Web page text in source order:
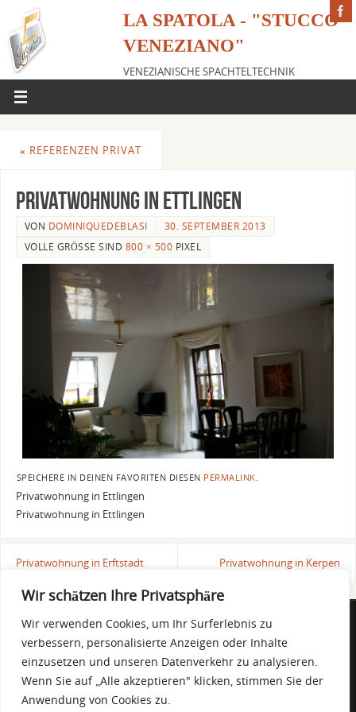
Wir schätzen Ihre Privatsphäre
Wir verwenden Cookies, um Ihr Surferlebnis zu
verbessern, personalisierte Anzeigen oder Inhalte
einzusetzen und unseren Datenverkehr zu analysieren.
Wenn Sie auf „Alle akzeptieren" klicken, stimmen Sie der
Anwendung von Cookies zu.
LA SPATOLA - "STUCCO
VENEZIANO"
VENEZIANISCHE SPACHTELTECHNIK
« REFERENZEN PRIVAT
Privatwohnung in Ettlingen
VON DOMINIQUEDEBLASI
30. SEPTEMBER 2013
VOLLE GRÖSSE SIND 800 × 500 PIXEL
SPEICHERE IN DEINEN FAVORITEN DIESEN PERMALINK
Privatwohnung in Ettlingen
Privatwohnung in Ettlingen
Privatwohnung in Erftstadt Privatwohnung in Kerpen
DOMINIQUE DE BLASI
Eggensteiner Straße 50 - 76297 Stutensee
Mobil 01 52 / 26 07 61 28
info@la-spatola.de